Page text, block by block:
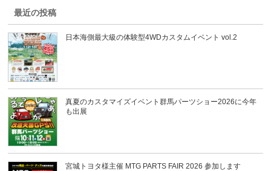
最近の投稿
日本海側最大級の体験型4WDカスタムイベント vol.2
真夏のカスタマイズイベント群馬パーツショー2026に今年
も出展
宮城トヨタ様主催 MTG PARTS FAIR 2026 参加します